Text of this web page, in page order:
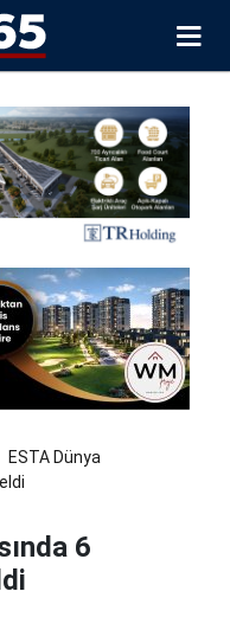
ESTA Dünya
6